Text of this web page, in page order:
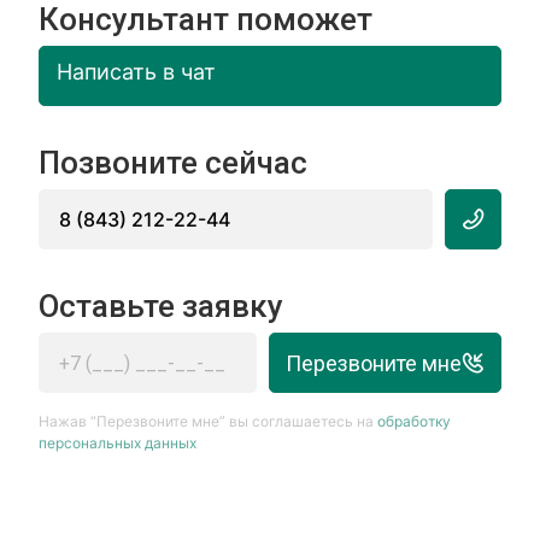
Консультант поможет
Написать в чат
Позвоните сейчас
8 (843) 212-22-44
Оставьте заявку
Перезвоните мне
Нажав “Перезвоните мне” вы соглашаетесь наобработку
персональных данных